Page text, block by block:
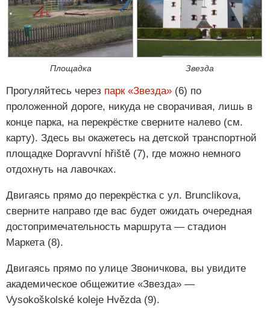
Площадка Звезда
Прогуляйтесь через парк «Звезда» (6) по
проложенной дороге, никуда не сворачивая, лишь в
конце парка, на перекрёстке сверните налево (см.
карту). Здесь вы окажетесь на детской транспортной
площадке Dopravvní hřiště (7), где можно немного
отдохнуть на лавочках.
Двигаясь прямо до перекрёстка с ул. Brunclikova,
сверните направо где вас будет ожидать очередная
достопримечательность маршрута — стадион
Маркета (8).
Двигаясь прямо по улице Звоничкова, вы увидите
академическое общежитие «Звезда» —
Vysokoškolské koleje Hvězda (9).